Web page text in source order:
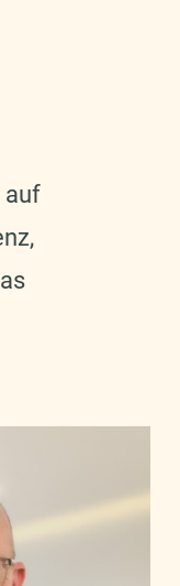
auf